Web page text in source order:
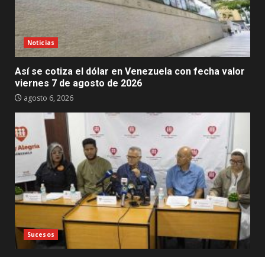
Noticias
Así se cotiza el dólar en Venezuela con fecha valor
viernes 7 de agosto de 2026
agosto 6, 2026
Sucesos